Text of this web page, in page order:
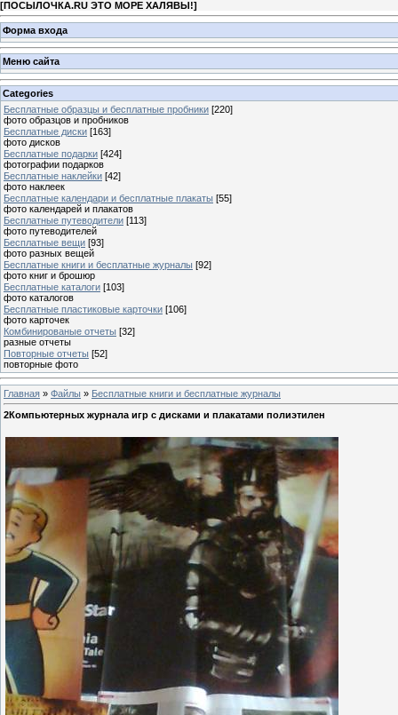
[ПОСЫЛОЧКА.RU ЭТО МОРЕ ХАЛЯВЫ!]
Форма входа
Меню сайта
Categories
Бесплатные образцы и бесплатные пробники [220]
фото образцов и пробников
Бесплатные диски [163]
фото дисков
Бесплатные подарки [424]
фотографии подарков
Бесплатные наклейки [42]
фото наклеек
Бесплатные календари и бесплатные плакаты [55]
фото календарей и плакатов
Бесплатные путеводители [113]
фото путеводителей
Бесплатные вещи [93]
фото разных вещей
Бесплатные книги и бесплатные журналы [92]
фото книг и брошюр
Бесплатные каталоги [103]
фото каталогов
Бесплатные пластиковые карточки [106]
фото карточек
Комбинированые отчеты [32]
разные отчеты
Повторные отчеты [52]
повторные фото
Главная » Файлы » Бесплатные книги и бесплатные журналы
2Компьютерных журнала игр с дисками и плакатами полиэтилен